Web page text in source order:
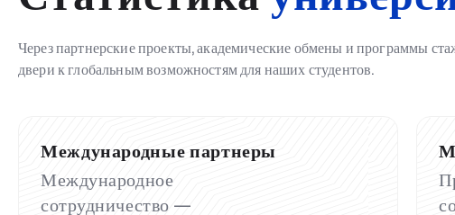
Через партнерские проекты, академические обмены и программы
двери к глобальным возможностям для наших студентов.
Международные партнеры
Международное
сотрудничество —